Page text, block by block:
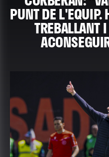
PUNT DE
TREBALLANT